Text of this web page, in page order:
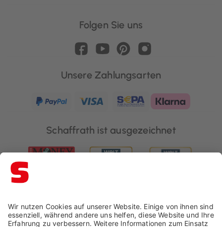
Folgen Sie uns
Unsere Zahlungsarten
Schaffrath ist ausgezeichnet